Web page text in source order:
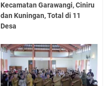
Kecamatan Garawangi, Ciniru
dan Kuningan, Total di 11
Desa